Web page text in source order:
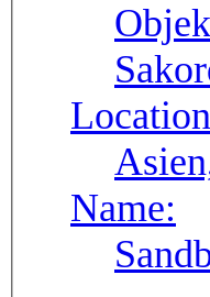
Name: